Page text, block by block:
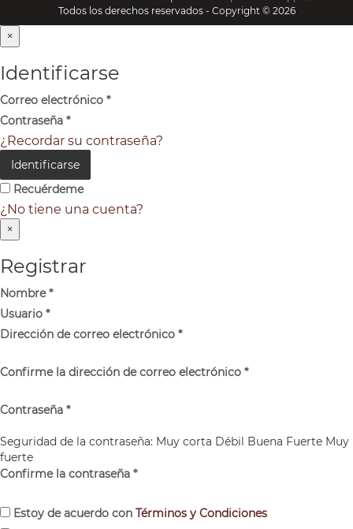
Todos los derechos reservados - Copyright © 2026
×
Identificarse
Correo electrónico *
Contraseña *
¿Recordar su contraseña?
Identificarse
Recuérdeme
¿No tiene una cuenta?
×
Registrar
Nombre*
Usuario *
Dirección de correo electrónico *
Confirme la dirección de correo electrónico *
Contraseña *
Seguridad de la contraseña: Muy corta Débil Buena Fuerte Muy
fuerte
Confirme la contraseña *
Estoy de acuerdo con Términos y Condiciones